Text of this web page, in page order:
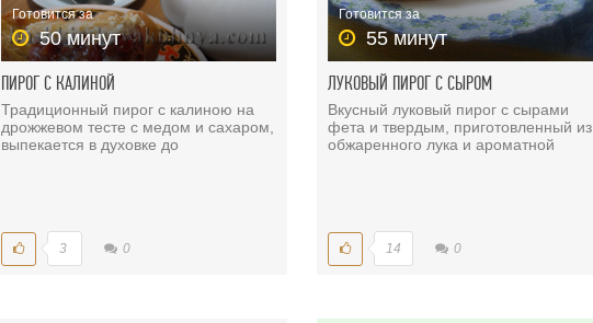
Готовится за
50 минут
ПИРОГ С КАЛИНОЙ
Традиционный пирог с калиною на
дрожжевом тесте с медом и сахаром,
выпекается в духовке до
3 0
Готовится за
55 минут
ЛУКОВЫЙ ПИРОГ С СЫРОМ
Вкусный луковый пирог с сырами
фета и твердым, приготовленный из
обжаренного лука и ароматной
14 0